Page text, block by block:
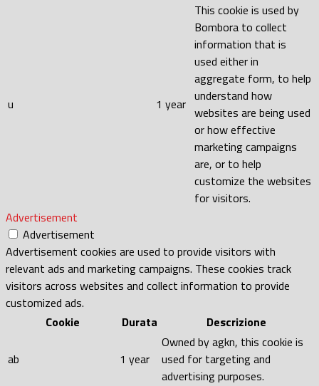
u 1 year
This cookie is used by
Bombora to collect
information that is
used either in
aggregate form, to help
understand how
websites are being used
or how effective
marketing campaigns
are, or to help
customize the websites
for visitors.
Advertisement
Advertisement
Advertisement cookies are used to provide visitors with
relevant ads and marketing campaigns. These cookies track
visitors across websites and collect information to provide
customized ads.
Cookie
Durata Descrizione
ab 1 year
Owned by agkn, this cookie is
used for targeting and
advertising purposes.